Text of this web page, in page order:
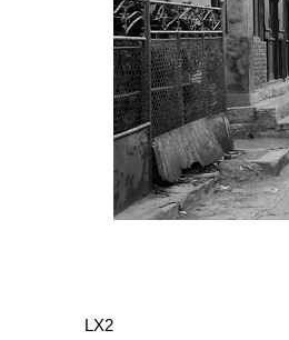
LX2